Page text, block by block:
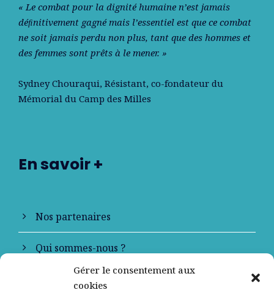
Gérer le consentement aux
cookies
« Le combat pour la dignité humaine n’est jamais
déﬁnitivement gagné mais l’essentiel est que ce combat
ne soit jamais perdu non plus, tant que des hommes et
des femmes sont prêts à le mener. »
Sydney Chouraqui, Résistant, co-fondateur du
Mémorial du Camp des Milles
En savoir +
Nos partenaires
Qui sommes-nous ?
Contactez-nous